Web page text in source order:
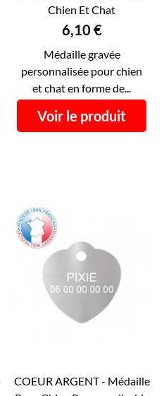
Chien Et Chat
Personnalisable RECTO...
Prix
6,10 €
Médaille gravée
personnalisée pour chien
et chat en forme de...
Voir le produit
COEUR ARGENT - Médaille